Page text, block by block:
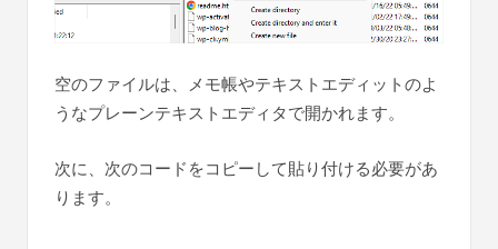
空のファイルは、メモ帳やテキストエディットのよ
うなプレーンテキストエディタで開かれます。
次に、次のコードをコピーして貼り付ける必要があ
ります。